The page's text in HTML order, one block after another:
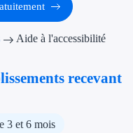
Financement
Aide à l'accessibilité
recevant
3 et 6 mois